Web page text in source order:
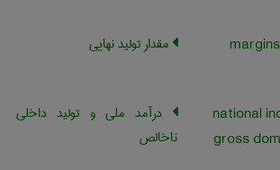
مقدار تولید نهایی
national
gross
درآمد ملی و تولید داخلی
ناخالص